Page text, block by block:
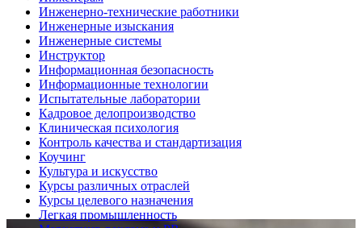
Инженерно-технические работники
Инженерные изыскания
Инженерные системы
Инструктор
Информационная безопасность
Информационные технологии
Испытательные лаборатории
Кадровое делопроизводство
Клиническая психология
Контроль качества и стандартизация
Коучинг
Культура и искусство
Курсы различных отраслей
Курсы целевого назначения
Легкая промышленность